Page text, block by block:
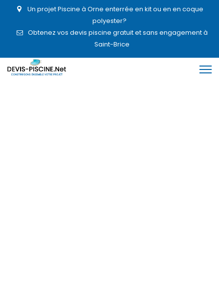
Un projet Piscine à Orne enterrée en kit ou en en coque
polyester?
Obtenez vos devis piscine gratuit et sans engagement à
Saint-Brice